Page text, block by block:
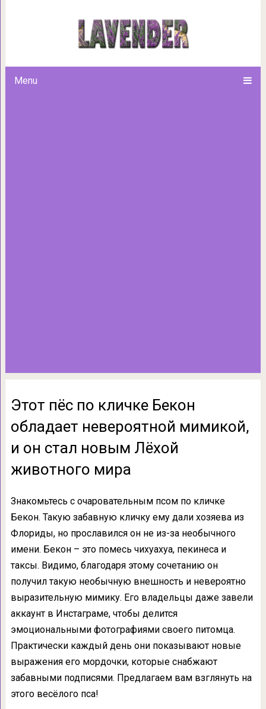
Menu
Этот пёс по кличке Бекон
он стал новым
Этот пёс по кличке Бекон
обладает невероятной мимикой,
и он стал новым Лёхой
животного мира
Знакомьтесь с очаровательным псом по кличке
Бекон. Такую забавную кличку ему дали хозяева из
Флориды, но прославился он не из-за необычного
имени. Бекон – это помесь чихуахуа, пекинеса и
таксы. Видимо, благодаря этому сочетанию он
получил такую необычную внешность и невероятно
выразительную мимику. Его владельцы даже завели
аккаунт в Инстаграме, чтобы делится
эмоциональными фотографиями своего питомца.
Практически каждый день они показывают новые
выражения его мордочки, которые снабжают
забавными подписями. Предлагаем вам взглянуть на
этого весёлого пса!